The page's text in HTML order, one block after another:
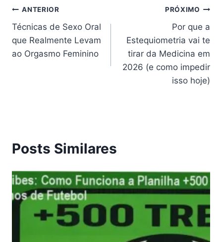
Navegação
de
Post
ANTERIOR
Técnicas de Sexo Oral
que Realmente Levam
ao Orgasmo Feminino
PRÓXIMO
Por que a
Estequiometria vai te
tirar da Medicina em
2026 (e como impedir
isso hoje)
Posts Similares